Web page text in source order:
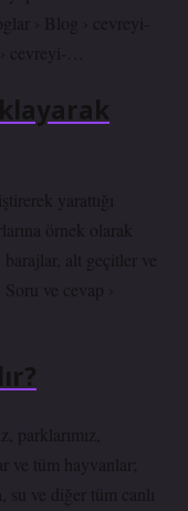
› Blog › cevreyi-
cevreyi-…
yarattığı
örnek olarak
alt geçitler ve
ve cevap ›
parklarımız,
ve tüm hayvanlar;
su ve diğer tüm canlı